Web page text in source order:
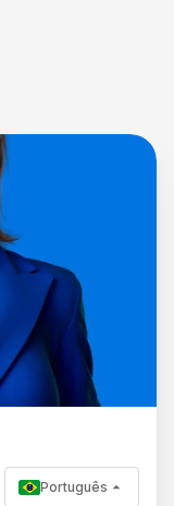
Português